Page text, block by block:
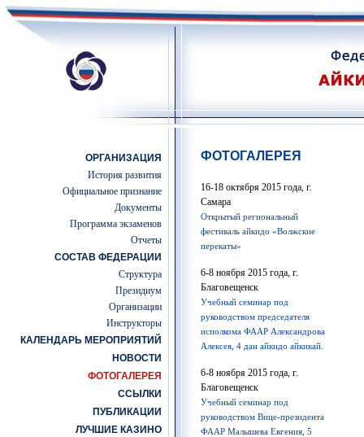
ОРГАНИЗАЦИЯ
История развития
Официальное признание
Документы
Программа экзаменов
Отчеты
СОСТАВ ФЕДЕРАЦИИ
Структура
Президиум
Организации
Инструкторы
КАЛЕНДАРЬ МЕРОПРИЯТИЙ
НОВОСТИ
ФОТОГАЛЕРЕЯ
ССЫЛКИ
ПУБЛИКАЦИИ
ЛУЧШИЕ КАЗИНО
ФОТОГАЛЕРЕЯ
16-18 октября 2015 года, г.
Самара
Открытый региональный
фестиваль айкидо «Волжские
перекаты»
6-8 ноября 2015 года, г.
Благовещенск
Учебный семинар под
руководством председателя
исполкома ФААР Александрова
Алексея, 4 дан айкидо айкикай.
6-8 ноября 2015 года, г.
Благовещенск
Учебный семинар под
руководством Вице-президента
ФААР Малышева Евгения, 5